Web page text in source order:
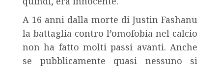
A 16 anni dalla morte di Justin Fashanu
la battaglia contro l’omofobia nel calcio
non ha fatto molti passi avanti. Anche
se pubblicamente quasi nessuno si